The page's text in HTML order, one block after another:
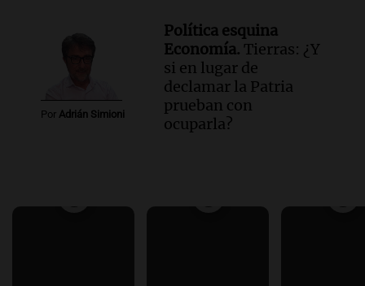
Por Adrián Simioni
Política esquina
Economía. Tierras: ¿Y
si en lugar de
declamar la Patria
prueban con
ocuparla?